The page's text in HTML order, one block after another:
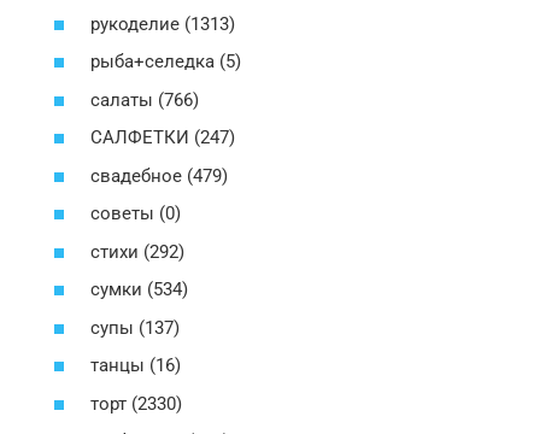
рукоделие (1313)
рыба+селедка (5)
салаты (766)
САЛФЕТКИ (247)
свадебное (479)
советы (0)
стихи (292)
сумки (534)
супы (137)
танцы (16)
торт (2330)